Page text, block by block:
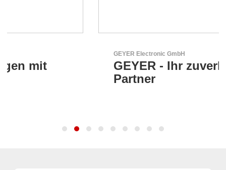
GEYER - Ihr zuverlässiger